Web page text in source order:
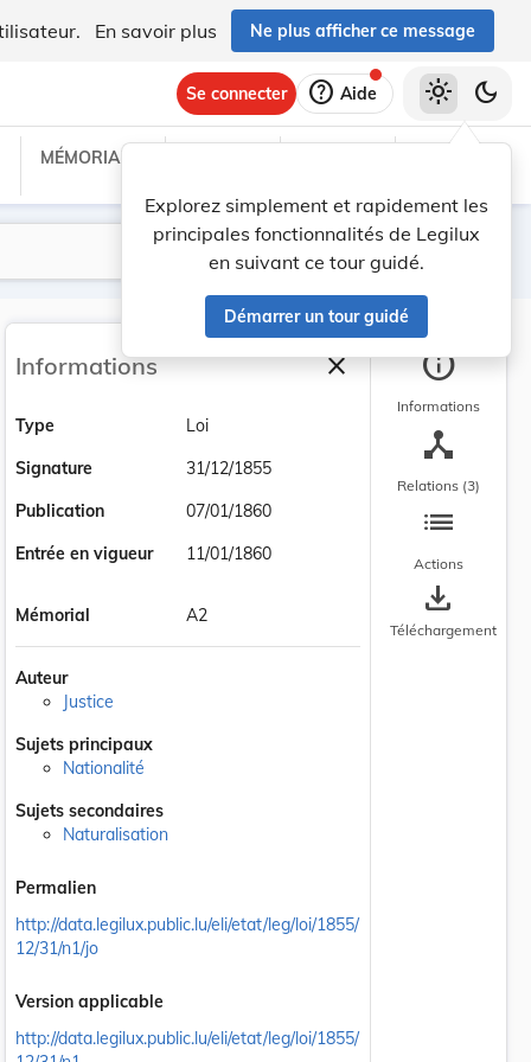
En savoir plus Ne plus afficher ce message
Se connecter help Aide
Explorez simplement et rapidement les
principales fonctionnalités de Legilux
en suivant ce tour guidé.
Démarrer un tour guidé
light_mode dark_mode
MÉMORIAL C
Lancer la recherche
Filtres
Informations closeFermer la barre
Type
Loi
Signature
31/12/1855
Publication
07/01/1860
Entrée en vigueur
11/01/1860
Mémorial A2
Auteur
Justice
Sujets principaux
Nationalité
Sujets secondaires
Naturalisation
Permalien
http://data.legilux.public.lu/eli/etat/leg/loi/1855/
12/31/n1/jo
Version applicable
http://data.legilux.public.lu/eli/etat/leg/loi/1855/
info
Informations
device_hub
Relations (3)
list
Actions
save_alt
Téléchargement